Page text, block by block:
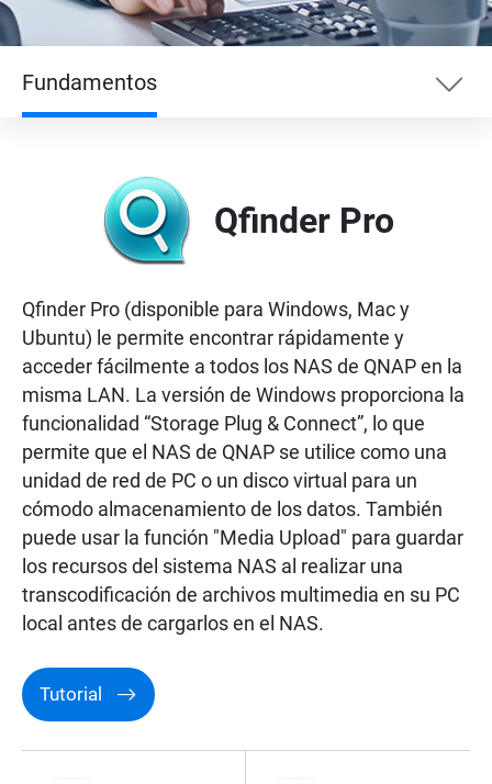
Fundamentos
Empresa
Entretenimiento
Vigilancia
Redes
Qfinder Pro
Qfinder Pro (disponible para Windows, Mac y
Ubuntu) le permite encontrar rápidamente y
acceder fácilmente a todos los NAS de QNAP en la
misma LAN. La versión de Windows proporciona la
funcionalidad “Storage Plug & Connect”, lo que
permite que el NAS de QNAP se utilice como una
unidad de red de PC o un disco virtual para un
cómodo almacenamiento de los datos. También
puede usar la función "Media Upload" para guardar
los recursos del sistema NAS al realizar una
transcodificación de archivos multimedia en su PC
local antes de cargarlos en el NAS.
Tutorial